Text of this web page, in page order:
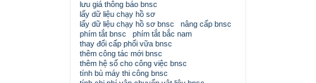
lưu giá thông báo bnsc
lấy dữ liệu chạy hồ sơ
lấy dữ liệu chạy hồ sơ bnsc
nâng cấp bnsc
phím tắt bnsc
phím tắt bắc nam
thay đổi cấp phối vữa bnsc
thêm công tác mới bnsc
thêm hệ số cho công việc bnsc
tính bù máy thi công bnsc